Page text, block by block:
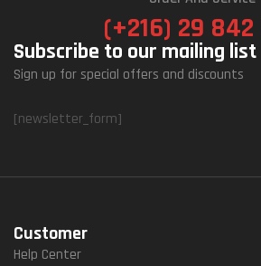
(+216) 29
Subscribe to our mailing list
Sign up for special offers and discounts
[newsletter_form]
Customer
Help Center